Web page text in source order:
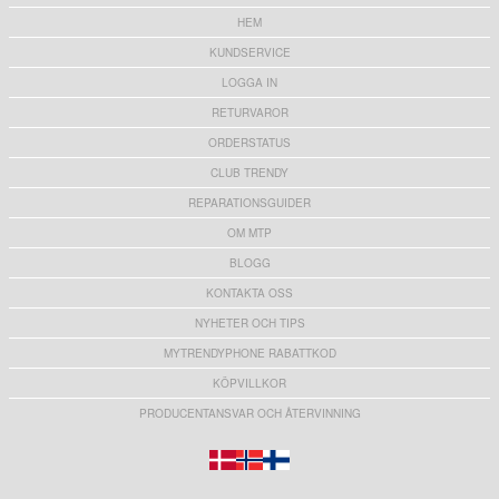
HEM
KUNDSERVICE
LOGGA IN
RETURVAROR
ORDERSTATUS
CLUB TRENDY
REPARATIONSGUIDER
OM MTP
BLOGG
KONTAKTA OSS
NYHETER OCH TIPS
MYTRENDYPHONE RABATTKOD
KÖPVILLKOR
PRODUCENTANSVAR OCH ÅTERVINNING